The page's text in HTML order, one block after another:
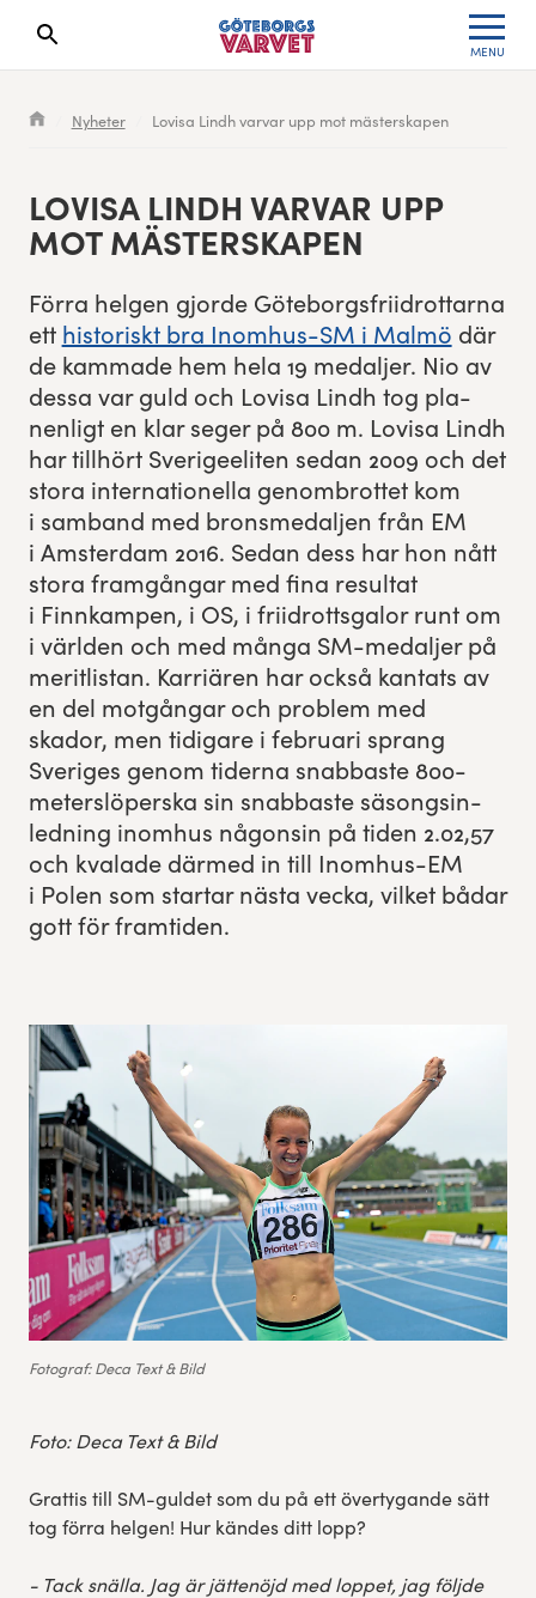
MENU
Search results will show up here
Nyheter Lovisa Lindh varvar upp mot mästerskapen
LOVISA LINDH VAR­VAR UPP
MOT MÄSTERSKAPEN
För­ra hel­gen gjorde Göte­borgs­fri­idrot­tar­na
ett his­toriskt bra Inomhus-SM i Malmö där
de kam­made hem hela 19 medal­jer. Nio av
dessa var guld och Lovisa Lindh tog pla­
nen­ligt en klar seger på 800m. Lovisa Lindh
har till­hört Sverigeel­iten sedan 2009 och det
sto­ra inter­na­tionel­la genom­brot­tet kom
i sam­band med bron­s­medal­jen från EM
i Ams­ter­dam 2016. Sedan dess har hon nått
sto­ra framgån­gar med fina resul­tat
i Finnkam­p­en, i OS, i fri­idrotts­ga­lor runt om
i världen och med mån­ga SM-medal­jer på
mer­itlis­tan. Kar­riären har ock­så kan­tats av
en del mot­gån­gar och prob­lem med
skador, men tidi­gare i feb­ru­ari sprang
Sveriges genom tider­na snab­baste 800-
meter­slöper­s­ka sin snab­baste säsongsin­
led­ning inomhus någon­sin på tiden 2.02,57
och kvalade därmed in till Inomhus-EM
i Polen som star­tar näs­ta vec­ka, vilket bådar
gott för framtiden.
Fotograf: Deca Text & Bild
Foto: Deca Text & Bild
Grattis till SM-guldet som du på ett övertygande sätt
tog förra helgen! Hur kändes ditt lopp?
- Tack snälla. Jag är jättenöjd med loppet, jag följde
Seeding system
Göteborgsvarvet Expo
Follow the race
Run for charity
Göteborgsvarvet Family Area
Experience Gothenburg
Sustainability
Funktionär/volontär
Cityvarvet
Lilla Varvet
Varvetmilen
Register for a race